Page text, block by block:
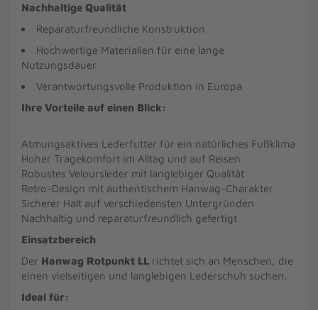
Nachhaltige Qualität
Reparaturfreundliche Konstruktion
Hochwertige Materialien für eine lange
Nutzungsdauer
Verantwortungsvolle Produktion in Europa
Ihre Vorteile auf einen Blick:
Atmungsaktives Lederfutter für ein natürliches Fußklima
Hoher Tragekomfort im Alltag und auf Reisen
Robustes Veloursleder mit langlebiger Qualität
Retro-Design mit authentischem Hanwag-Charakter
Sicherer Halt auf verschiedensten Untergründen
Nachhaltig und reparaturfreundlich gefertigt
Einsatzbereich
Der Hanwag Rotpunkt LL richtet sich an Menschen, die
einen vielseitigen und langlebigen Lederschuh suchen.
Ideal für: